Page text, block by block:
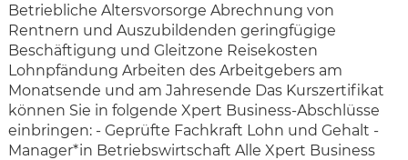
Betriebliche Altersvorsorge Abrechnung von
Rentnern und Auszubildenden geringfügige
Beschäftigung und Gleitzone Reisekosten
Lohnpfändung Arbeiten des Arbeitgebers am
Monatsende und am Jahresende Das Kurszertifikat
können Sie in folgende Xpert Business-Abschlüsse
einbringen: - Geprüfte Fachkraft Lohn und Gehalt -
Manager*in Betriebswirtschaft Alle Xpert Business